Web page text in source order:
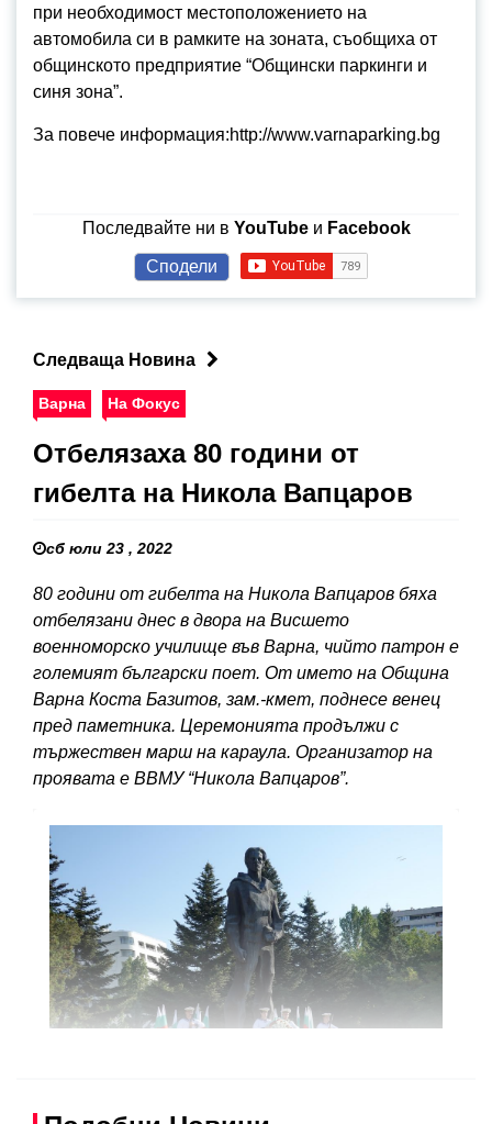
при необходимост местоположението на
автомобила си в рамките на зоната, съобщиха от
общинското предприятие “Общински паркинги и
синя зона”.
За повече информация:http://www.varnaparking.bg
Последвайте ни в YouTubeи Facebook
Сподели
Следваща Новина
Варна На Фокус
Отбелязаха 80 години от
гибелта на Никола Вапцаров
сб юли 23 , 2022
80 години от гибелта на Никола Вапцаров бяха
отбелязани днес в двора на Висшето
военноморско училище във Варна, чийто патрон е
големият български поет. От името на Община
Варна Коста Базитов, зам.-кмет, поднесе венец
пред паметника. Церемонията продължи с
тържествен марш на караула. Организатор на
проявата е ВВМУ “Никола Вапцаров”.